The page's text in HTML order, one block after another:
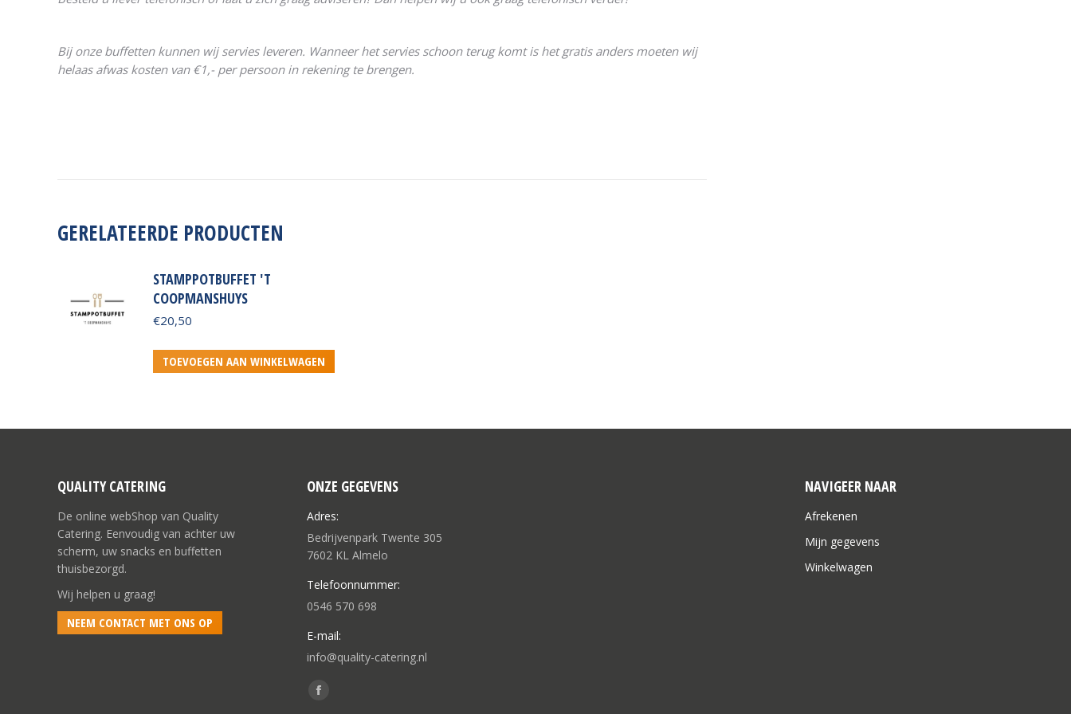
Bij onze buffetten kunnen wij servies leveren. Wanneer het servies schoon terug komt is het gratis anders moeten wij
helaas afwas kosten van €1,- per persoon in rekening te brengen.
GERELATEERDE PRODUCTEN
STAMPPOTBUFFET 'T
COOPMANSHUYS
€20,50
TOEVOEGEN AAN WINKELWAGEN
QUALITY CATERING
De online webShop van Quality
Catering. Eenvoudig van achter uw
scherm, uw snacks en buffetten
thuisbezorgd.
Wij helpen u graag!
NEEM CONTACT MET ONS OP
ONZE GEGEVENS
Adres:
Bedrijvenpark Twente 305
7602 KL Almelo
Telefoonnummer:
0546 570 698
E-mail:
info@quality-catering.nl
Vind ons op:
Facebook
NAVIGEER NAAR
Afrekenen
Mijn gegevens
Winkelwagen